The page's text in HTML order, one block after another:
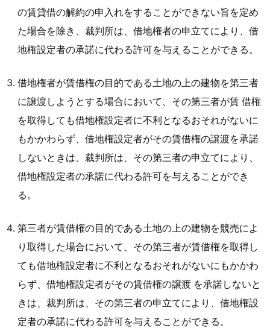
の賃貸借の解約の申入れをすることができない旨を定め
た場合を除き、裁判所は、借地権者の申立てにより、借
地権設定者の承諾に代わる許可を与えることができる。
借地権者が賃借権の目的である土地の上の建物を第三者
に譲渡しようとする場合において、その第三者が賃 借権
を取得しても借地権設定者に不利となるおそれがないに
もかかわらず、借地権設定者がその賃借権の譲渡を承諾
しないときは、裁判所は、その第三者の申立てにより、
借地権設定者の承諾に代わる許可を与えることができ
る。
第三者が賃借権の目的である土地の上の建物を競売によ
り取得した場合において、その第三者が賃借権を取得し
ても借地権設定者に不利となるおそれがないにもかかわ
らず、借地権設定者がその賃借権の譲渡 を承諾しないと
きは、裁判所は、その第三者の申立てにより、借地権設
定者の承諾に代わる許可を与えることができる。